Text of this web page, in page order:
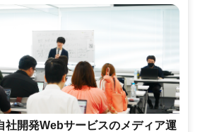
社開発Webサービスのメディア運